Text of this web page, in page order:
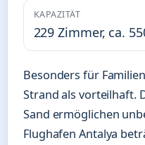
KAPAZITÄT
229 Zimmer, ca.
Besonders für
Strand als vorteilhaft.
Sand ermöglichen
Flughafen Antalya